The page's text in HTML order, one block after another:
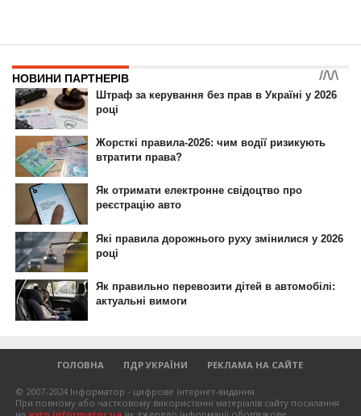
ГОЛОВНА ПДР УКРАЇНИ РЕКЛАМА НА САЙТЕ
© 2007-2024 Інформатор - цифрове інтернет-видання.
При повному або частковому використанні матеріалів сайту посилання